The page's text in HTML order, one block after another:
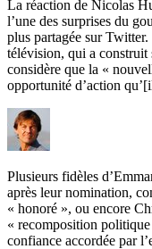
La réaction de Nicolas
l’une des surprises du
plus partagée sur
télévision, qui a construit
considère que la «
opportunité d’action
Plusieurs fidèles
après leur nomination,
« honoré », ou encore
« recomposition
confiance accordée par